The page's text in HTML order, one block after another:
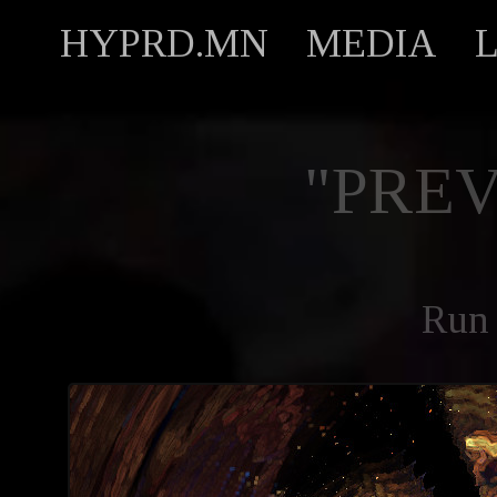
HYPRD.MN MEDIA